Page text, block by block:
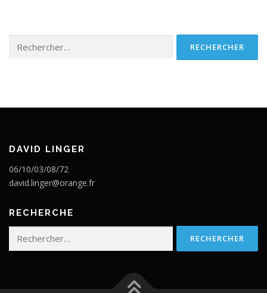
DAVID LINGER
06/10/03/08/72
david.linger@orange.fr
RECHERCHE
Rechercher :